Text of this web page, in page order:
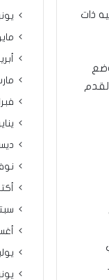
ذات
يونيو
مايو
أبريل
مارس
فبراير
يناير 2025
يوليو
يونيو